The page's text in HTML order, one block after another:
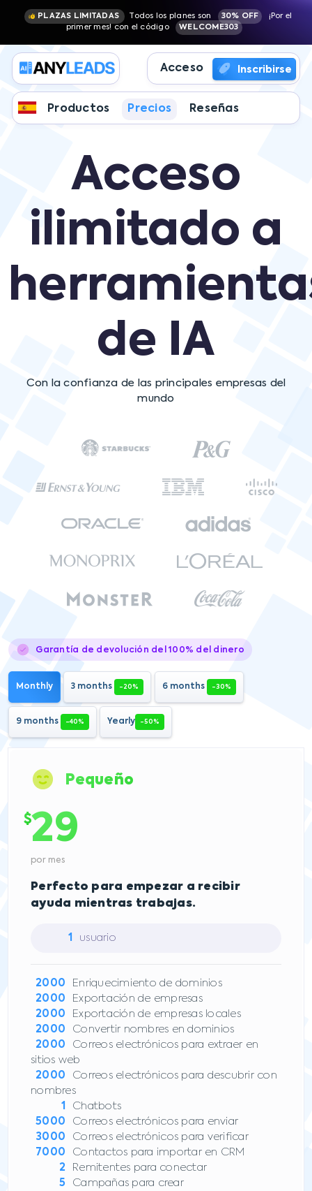
PLAZAS LIMITADAS Todos los planes son 30% OFF
¡Por el
primer mes! con el código
WELCOME303
Acceso Inscribirse
Productos Precios Reseñas
Acceso
ilimitado a
de IA
Con la confianza de las principales empresas del
mundo
Garantía de devolución del 100% del dinero
Monthly 3 months -20% 6 months -30%
9 months -40% Yearly -50%
Pequeño
$29
por mes
Perfecto para empezar a recibir
ayuda mientras trabajas.
1 usuario
2000
Enriquecimiento de dominios
2000
Exportación de empresas
2000
Exportación de empresas locales
2000
Convertir nombres en dominios
2000
Correos electrónicos para extraer en
sitios web
2000
Correos electrónicos para descubrir con
nombres
1
Chatbots
5000
Correos electrónicos para enviar
3000
Correos electrónicos para verificar
7000
Contactos para importar en CRM
2
Remitentes para conectar
5
Campañas para crear